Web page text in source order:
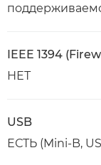
IEEE 1394
НЕТ
USB
ЕСТЬ (Mini-B,